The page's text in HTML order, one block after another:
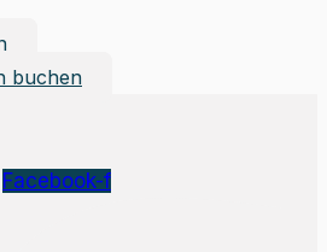
buchen
Facebook-f